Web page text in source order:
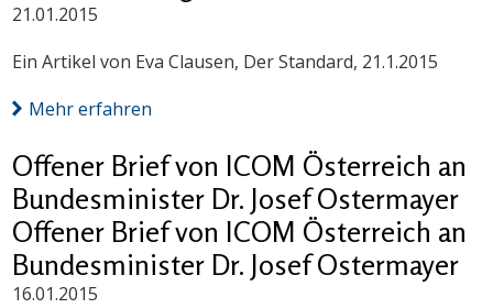
21.01.2015
Ein Artikel von Eva Clausen, Der Standard, 21.1.2015
Mehr erfahren
Offener Brief von ICOM Österreich an
Bundesminister Dr. Josef Ostermayer
Offener Brief von ICOM Österreich an
Bundesminister Dr. Josef Ostermayer
16.01.2015